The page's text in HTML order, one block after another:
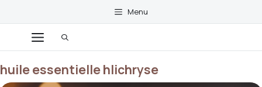
contenu
Menu
Menu
huile essentielle hlichryse